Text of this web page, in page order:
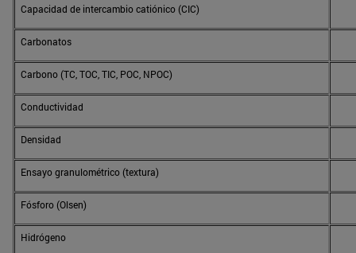
Capacidad de intercambio catiónico (CIC)
Carbonatos
Carbono (TC, TOC, TIC, POC, NPOC)
Conductividad
Densidad
Ensayo granulométrico (textura)
Fósforo (Olsen)
Hidrógeno